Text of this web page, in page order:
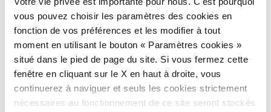
vous pouvez choisir les paramètres des cookies en
fonction de vos préférences et les modifier à tout
moment en utilisant le bouton « Paramètres cookies »
situé dans le pied de page du site. Si vous fermez cette
fenêtre en cliquant sur le X en haut à droite, vous
continuerez à naviguer et seuls les cookies strictement
nécessaires au fonctionnement de ce site seront stockés
La longueur de l’anneau est de 3,5 km, avec un
dénivelé de 100 m, sur une route goudronnée,
un chemin de terre et un sentier.
Source : «Guida ai sentieri di Vallombrosa. Mille
anni e più di storia» réalisé par le département de